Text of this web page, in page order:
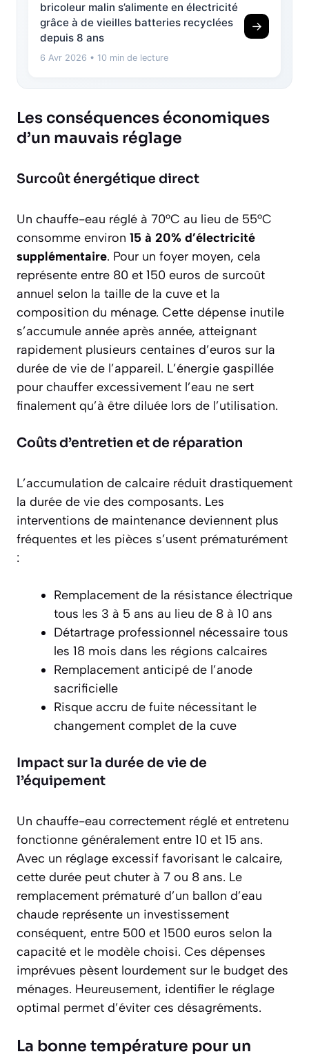
bricoleur malin s’alimente en électricité
grâce à de vieilles batteries recyclées
depuis 8 ans
6 Avr 2026 • 10 min de lecture
→
Les conséquences économiques
d’un mauvais réglage
Surcoût énergétique direct
Un chauffe-eau réglé à 70°C au lieu de 55°C
consomme environ 15 à 20% d’électricité
supplémentaire. Pour un foyer moyen, cela
représente entre 80 et 150 euros de surcoût
annuel selon la taille de la cuve et la
composition du ménage. Cette dépense inutile
s’accumule année après année, atteignant
rapidement plusieurs centaines d’euros sur la
durée de vie de l’appareil. L’énergie gaspillée
pour chauffer excessivement l’eau ne sert
finalement qu’à être diluée lors de l’utilisation.
Coûts d’entretien et de réparation
L’accumulation de calcaire réduit drastiquement
la durée de vie des composants. Les
interventions de maintenance deviennent plus
fréquentes et les pièces s’usent prématurément
:
Remplacement de la résistance électrique
tous les 3 à 5 ans au lieu de 8 à 10 ans
Détartrage professionnel nécessaire tous
les 18 mois dans les régions calcaires
Remplacement anticipé de l’anode
sacrificielle
Risque accru de fuite nécessitant le
changement complet de la cuve
Impact sur la durée de vie de
l’équipement
Un chauffe-eau correctement réglé et entretenu
fonctionne généralement entre 10 et 15 ans.
Avec un réglage excessif favorisant le calcaire,
cette durée peut chuter à 7 ou 8 ans. Le
remplacement prématuré d’un ballon d’eau
chaude représente un investissement
conséquent, entre 500 et 1500 euros selon la
capacité et le modèle choisi. Ces dépenses
imprévues pèsent lourdement sur le budget des
ménages. Heureusement, identifier le réglage
optimal permet d’éviter ces désagréments.
La bonne température pour un